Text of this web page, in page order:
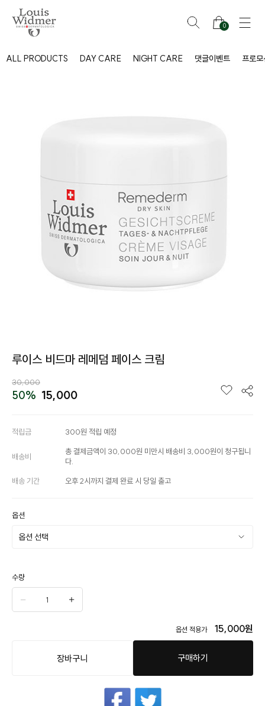
0
ALL PRODUCTS DAY CARE NIGHT CARE 댓글이벤트 프로모
루이스 비드마 레메덤 페이스 크림
30,000
50% 15,000
적립금 300원 적립 예정
배송비
총 결제금액이 30,000원 미만시 배송비 3,000원이 청구됩니
다.
배송 기간 오후 2시까지 결제 완료 시 당일 출고
옵션
수량
옵션 적용가 15,000원
장바구니 구매하기